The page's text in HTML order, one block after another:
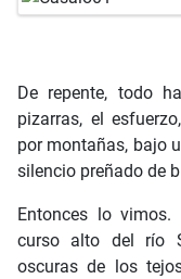
De repente, todo
pizarras, el
por montañas, bajo
silencio preñado de
Entonces lo vimos.
curso alto del río
oscuras de los